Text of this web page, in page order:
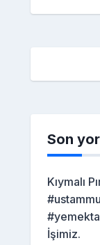
Son
Kıymalı
İşimiz.